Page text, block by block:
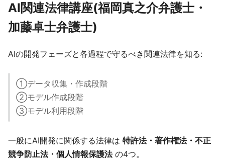
AI関連法律講座(福岡真之介弁護士・
加藤卓士弁護士)
AIの開発フェーズと各過程で守るべき関連法律を知る:
①データ収集・作成段階
②モデル作成段階
③モデル利用段階
一般にAI開発に関係する法律は 特許法・著作権法・不正
競争防止法・個人情報保護法の4つ。